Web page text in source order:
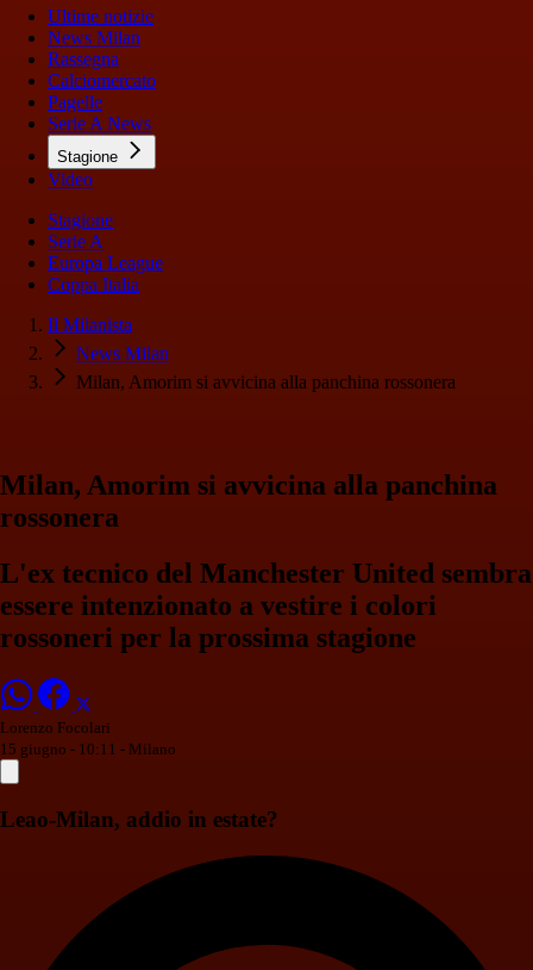
Ultime notizie
News Milan
Rassegna
Calciomercato
Pagelle
Serie A News
Stagione
Video
Stagione
Serie A
Europa League
Coppa Italia
Il Milanista
News Milan
Milan, Amorim si avvicina alla panchina rossonera
Milan, Amorim si avvicina alla panchina
rossonera
L'ex tecnico del Manchester United sembra
essere intenzionato a vestire i colori
rossoneri per la prossima stagione
Lorenzo Focolari
15 giugno - 10:11 - Milano
Leao-Milan, addio in estate?